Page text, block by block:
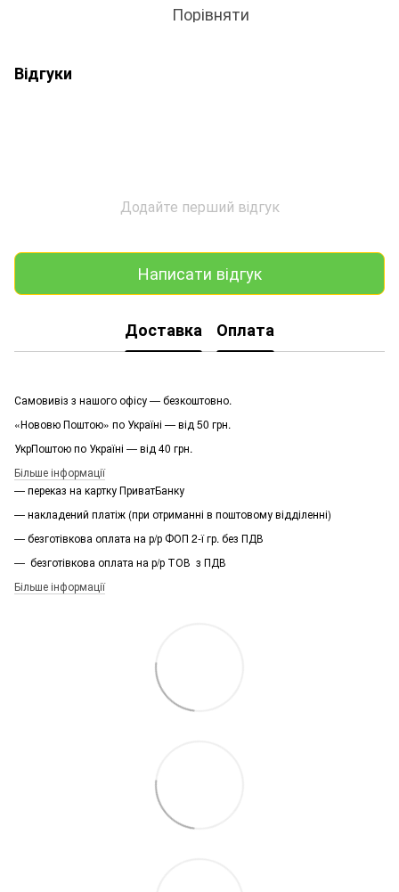
Порівняти
Відгуки
Додайте перший відгук
Написати відгук
Доставка Оплата
Самовивіз з нашого офісу — безкоштовно.
«Нововю Поштою» по Україні — від 50 грн.
УкрПоштою по Україні — від 40 грн.
Більше інформації
— переказ на картку ПриватБанку
— накладений платіж (при отриманні в поштовому відділенні)
— безготівкова оплата на р/р ФОП 2-ї гр. без ПДВ
— безготівкова оплата на р/р ТОВ з ПДВ
Більше інформації